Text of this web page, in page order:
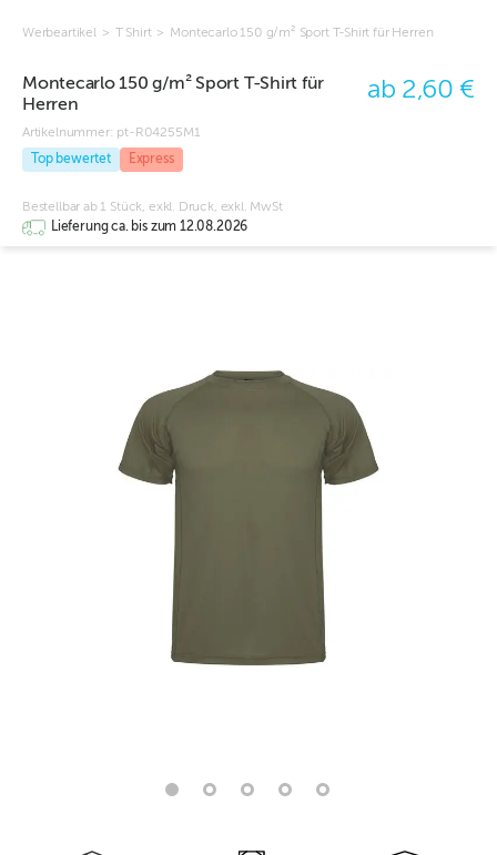
Werbeartikel > T Shirt > Montecarlo 150 g/m² Sport T-Shirt für Herren
Montecarlo 150 g/m² Sport T-Shirt für
Herren
Artikelnummer: pt-R04255M1
Top bewertet
Express
ab 2,60 €
Bestellbar ab 1 Stück, exkl. Druck, exkl. MwSt
Lieferung ca. bis zum 12.08.2026